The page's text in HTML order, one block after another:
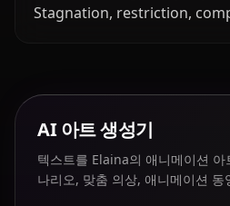
Stagnation, restriction,
AI 아트 생성기
텍스트를 Elaina의 애니메이션
나리오, 맞춤 의상, 애니메이션